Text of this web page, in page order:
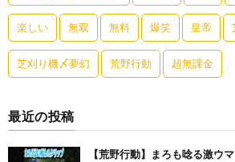
楽しい 無双 無料 爆笑 皇帝
芝刈り機〆夢幻 荒野行動 超無課金
最近の投稿
【荒野行動】まろも唸る激ウ